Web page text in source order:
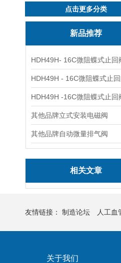
点击更多分类
新品推荐
HDH49H- 16C微阻蝶式止回
HDH49H - 16C微阻蝶式止
HDH49H -16C微阻蝶式止回
其他品牌立式安装电磁阀
其他品牌自动微量排气阀
相关文章
友情链接： 制造论坛 人工血
关于我们